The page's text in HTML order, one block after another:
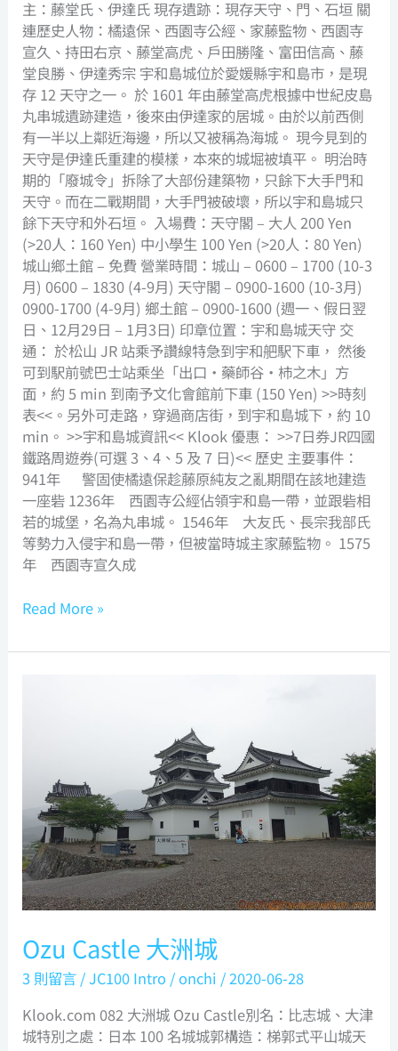
主：藤堂氏、伊達氏 現存遺跡：現存天守、門、石垣 關
連歷史人物：橘遠保、西園寺公經、家藤監物、西園寺
宣久、持田右京、藤堂高虎、戶田勝隆、富田信高、藤
堂良勝、伊達秀宗 宇和島城位於愛媛縣宇和島市，是現
存 12 天守之一。 於 1601 年由藤堂高虎根據中世紀皮島
丸串城遺跡建造，後來由伊達家的居城。由於以前西側
有一半以上鄰近海邊，所以又被稱為海城。 現今見到的
天守是伊達氏重建的模樣，本來的城堀被填平。 明治時
期的「廢城令」拆除了大部份建築物，只餘下大手門和
天守。而在二戰期間，大手門被破壞，所以宇和島城只
餘下天守和外石垣。 入場費：天守閣 – 大人 200 Yen
(>20人：160 Yen) 中小學生 100 Yen (>20人：80 Yen)
城山鄉土館 – 免費 營業時間：城山 – 0600 – 1700 (10-3
月) 0600 – 1830 (4-9月) 天守閣 – 0900-1600 (10-3月)
0900-1700 (4-9月) 鄉土館 – 0900-1600 (週一、假日翌
日、12月29日 – 1月3日) 印章位置：宇和島城天守 交
通： 於松山 JR 站乘予讚線特急到宇和舥駅下車， 然後
可到駅前號巴士站乘坐「出口‧藥師谷‧杮之木」方
面，約 5 min 到南予文化會館前下車 (150 Yen) >>時刻
表<<。另外可走路，穿過商店街，到宇和島城下，約 10
min。 >>宇和島城資訊<< Klook 優惠： >>7日券JR四國
鐵路周遊券(可選 3、4、5 及 7 日)<< 歷史 主要事件：
941年 警固使橘遠保趁藤原純友之亂期間在該地建造
一座砦 1236年 西園寺公經佔領宇和島一帶，並跟砦相
若的城堡，名為丸串城。 1546年 大友氏、長宗我部氏
等勢力入侵宇和島一帶，但被當時城主家藤監物。 1575
年 西園寺宣久成
Read More »
Ozu Castle 大洲城
3 則留言 /JC100 Intro /onchi /2020-06-28
Klook.com 082 大洲城 Ozu Castle別名：比志城、大津
城特別之處：日本 100 名城城郭構造：梯郭式平山城天